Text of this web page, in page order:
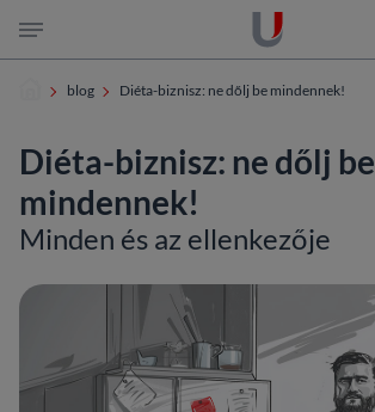
Ugrás a tartalomra
Ugrás a láblécre
keresés az oldalon
keresés a dokumentumokban
blog Diéta-biznisz: ne dőlj be mindennek!
Diéta-biznisz: ne dőlj be
mindennek!
Minden és az ellenkezője